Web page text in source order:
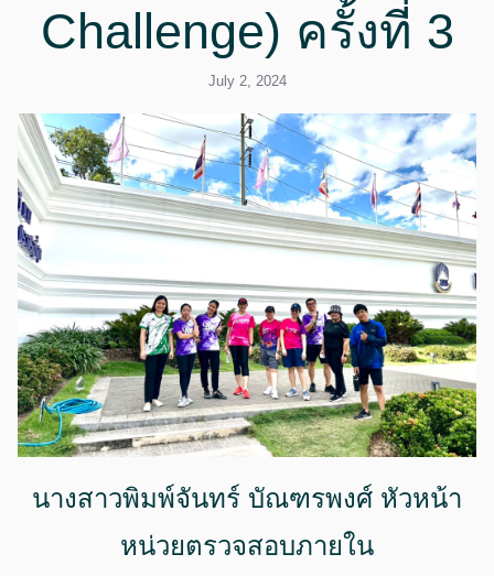
Challenge) ครั้งที่ 3
July 2, 2024
นางสาวพิมพ์จันทร์ บัณฑรพงศ์ หัวหน้า
หน่วยตรวจสอบภายใน